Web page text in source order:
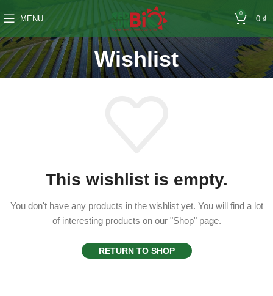
MENU
0
0 ₫
Wishlist
This wishlist is empty.
You don't have any products in the wishlist yet. You will find a lot
of interesting products on our "Shop" page.
RETURN TO SHOP